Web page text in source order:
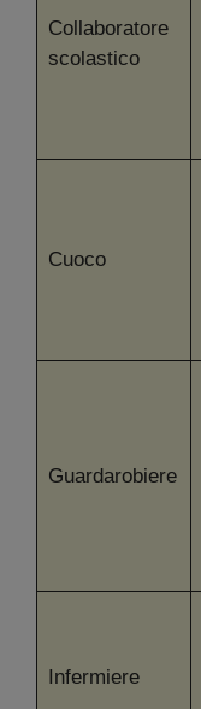
Collaboratore
scolastico
Cuoco
Guardarobiere
Infermiere